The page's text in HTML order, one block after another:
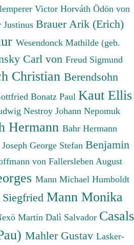
Victor Horváth Ödön von
Justinus Brauer Arik (Erich)
Wesendonck Mathilde (geb.
Carl von Freud Sigmund
Christian Berendsohn
Bonatz Paul Kaut Ellis
Nestroy Johann Nepomuk
Hermann Bahr Hermann
George Stefan Benjamin
von Fallersleben August
Mann Michael Humboldt
Mann Monika
Martin Dalì Salvador Casals
Mahler Gustav Lasker-